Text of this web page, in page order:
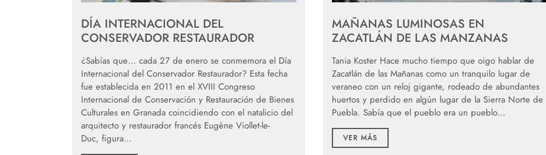
DÍA INTERNACIONAL DEL
CONSERVADOR RESTAURADOR
¿Sabías que… cada 27 de enero se conmemora el Día
Internacional del Conservador Restaurador? Esta fecha
fue establecida en 2011 en el XVIII Congreso
Internacional de Conservación y Restauración de Bienes
Culturales en Granada coincidiendo con el natalicio del
arquitecto y restaurador francés Eugène Viollet-le-
Duc, figura…
MAÑANAS LUMINOSAS EN
ZACATLÁN DE LAS MANZANAS
Tania Koster Hace mucho tiempo que oigo hablar de
Zacatlán de las Mañanas como un tranquilo lugar de
veraneo con un reloj gigante, rodeado de abundantes
huertos y perdido en algún lugar de la Sierra Norte de
Puebla. Sabía que el pueblo era un pueblo…
VER MÁS